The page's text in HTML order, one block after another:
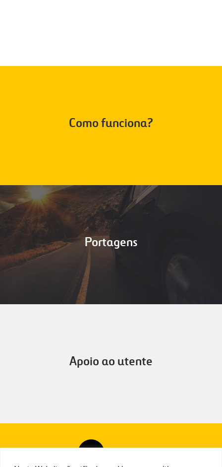
Como funciona?
Portagens
Apoio ao utente